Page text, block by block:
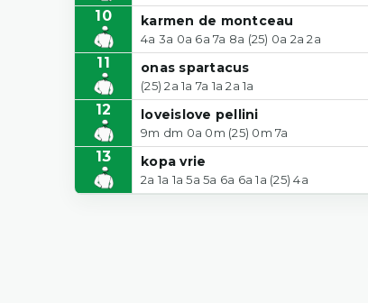
10 karmen de montceau
4a 3a 0a 6a 7a 8a (25) 0a 2a 2a
11 onas spartacus
(25) 2a 1a 7a 1a 2a 1a
12 loveislove pellini
9m dm 0a 0m (25) 0m 7a
13 kopa vrie
2a 1a 1a 5a 5a 6a 6a 1a (25) 4a